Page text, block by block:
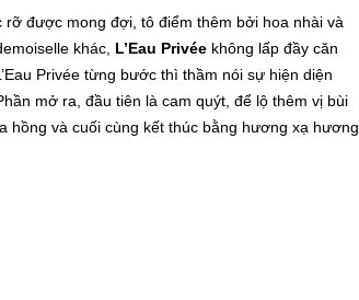
được mong đợi, tô điểm thêm bởi hoa nhài và
khác, L’Eau Privée không lấp đầy căn
Privée từng bước thì thầm nói sự hiện diện
mở ra, đầu tiên là cam quýt, để lộ thêm vị bùi
hồng và cuối cùng kết thúc bằng hương xạ hương